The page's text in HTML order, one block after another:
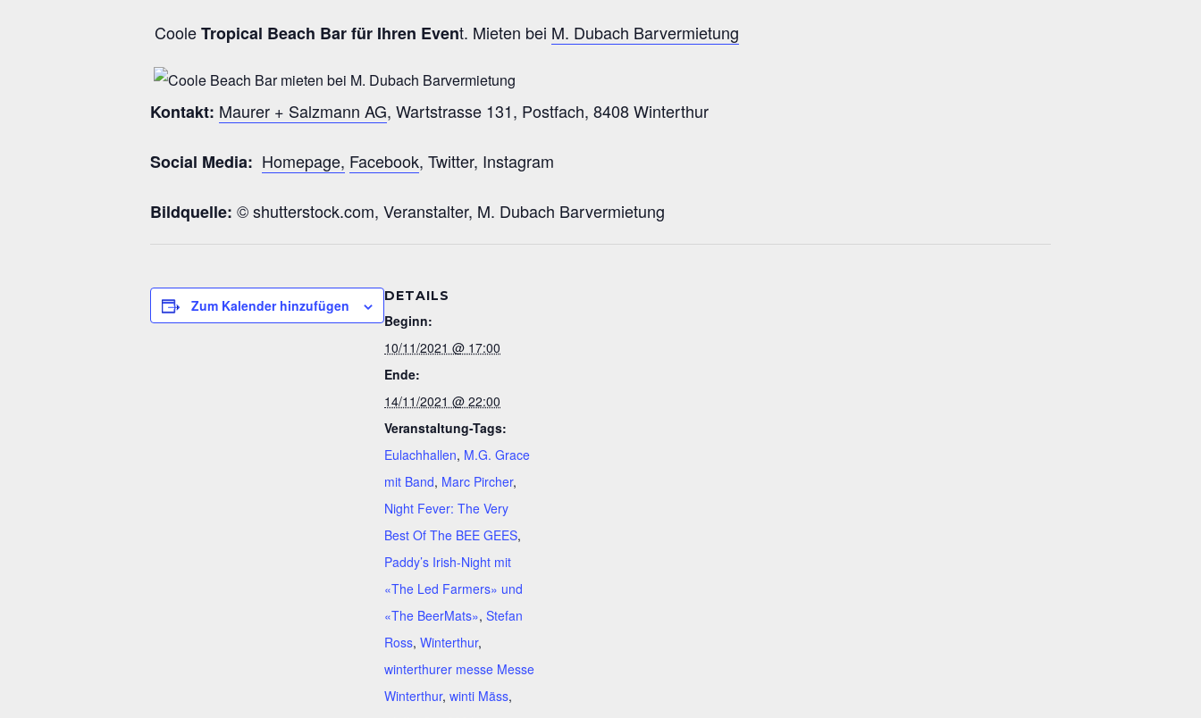
CooleTropical Beach Bar für Ihren Event. Mieten bei M. Dubach Barvermietung
Kontakt: Maurer + Salzmann AG, Wartstrasse 131, Postfach, 8408 Winterthur
Social Media: Homepage, Facebook, Twitter, Instagram
Bildquelle: © shutterstock.com, Veranstalter, M. Dubach Barvermietung
Zum Kalender hinzufügen
DETAILS
Beginn:
10/11/2021 @ 17:00
Ende:
14/11/2021 @ 22:00
Veranstaltung-Tags:
Eulachhallen, M.G. Grace
mit Band, Marc Pircher,
Night Fever: The Very
Best Of The BEE GEES,
Paddy’s Irish-Night mit
«The Led Farmers» und
«The BeerMats», Stefan
Ross, Winterthur,
winterthurer messe Messe
Winterthur, winti Mäss,